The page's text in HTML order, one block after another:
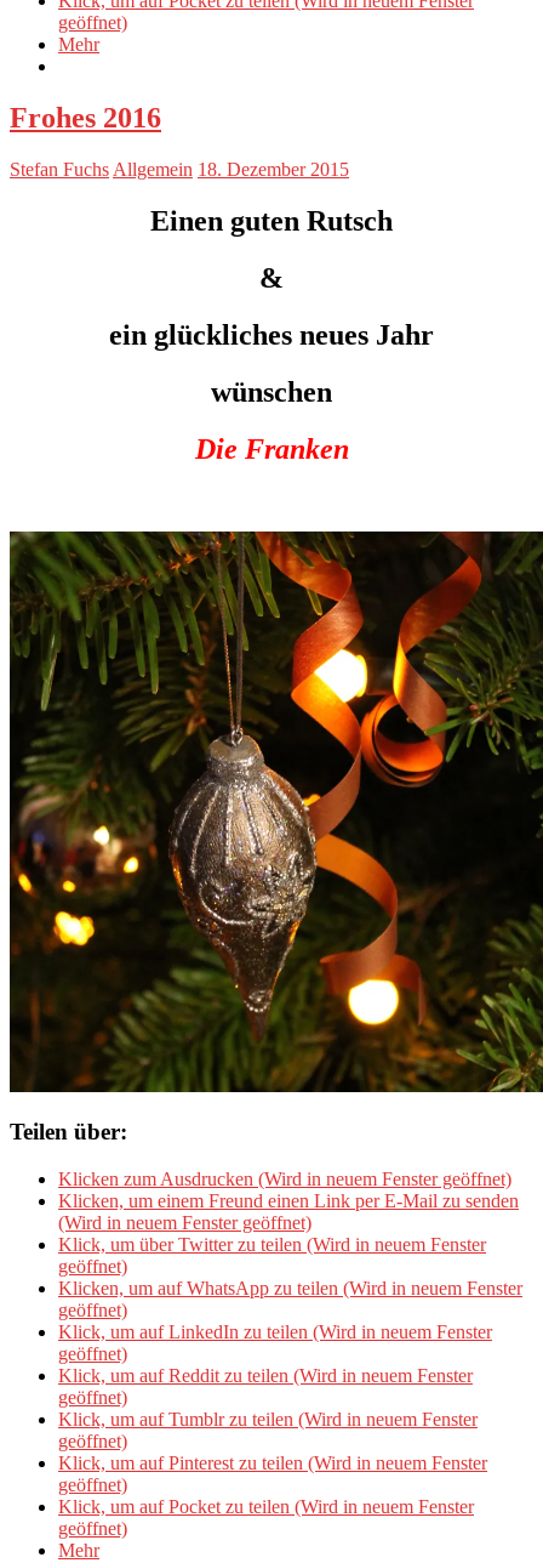
geöffnet)
Mehr
Frohes 2016
Stefan Fuchs Allgemein 18. Dezember 2015
Einen guten Rutsch
&
ein glückliches neues Jahr
wünschen
Die Franken
Teilen über:
Klicken zum Ausdrucken (Wird in neuem Fenster geöffnet)
Klicken, um einem Freund einen Link per E-Mail zu senden
(Wird in neuem Fenster geöffnet)
Klick, um über Twitter zu teilen (Wird in neuem Fenster
geöffnet)
Klicken, um auf WhatsApp zu teilen (Wird in neuem Fenster
geöffnet)
Klick, um auf LinkedIn zu teilen (Wird in neuem Fenster
geöffnet)
Klick, um auf Reddit zu teilen (Wird in neuem Fenster
geöffnet)
Klick, um auf Tumblr zu teilen (Wird in neuem Fenster
geöffnet)
Klick, um auf Pinterest zu teilen (Wird in neuem Fenster
geöffnet)
Klick, um auf Pocket zu teilen (Wird in neuem Fenster
geöffnet)
Mehr